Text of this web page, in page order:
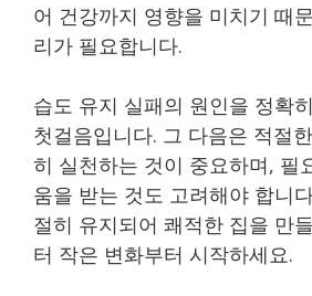
어 건강까지 영향을 미치기 때
리가 필요합니다.
습도 유지 실패의 원인을 정확
첫걸음입니다. 그 다음은 적절
히 실천하는 것이 중요하며, 필
움을 받는 것도 고려해야 합니
절히 유지되어 쾌적한 집을 만
터 작은 변화부터 시작하세요.